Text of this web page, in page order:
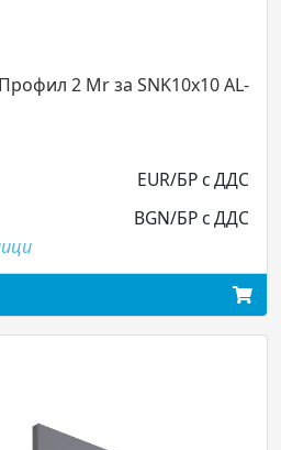
за SNK10x10 AL-
EUR/БР с ДДС
BGN/БР с ДДС
PRF005/
19.31
37.76